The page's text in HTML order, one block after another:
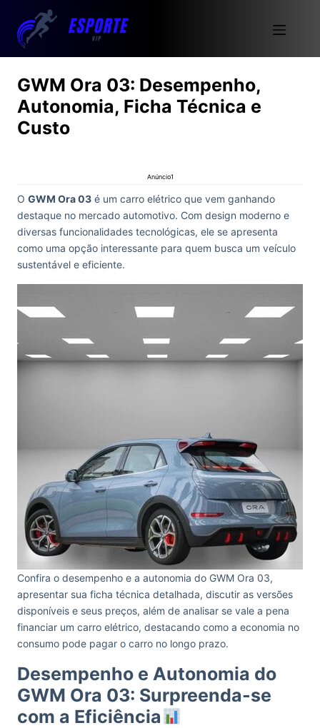
GWM Ora 03: Desempenho,
Autonomia, Ficha Técnica e
Custo
Anúncio1
O GWM Ora 03 é um carro elétrico que vem ganhando
destaque no mercado automotivo. Com design moderno e
diversas funcionalidades tecnológicas, ele se apresenta
como uma opção interessante para quem busca um veículo
sustentável e eficiente.
Confira o desempenho e a autonomia do GWM Ora 03,
apresentar sua ficha técnica detalhada, discutir as versões
disponíveis e seus preços, além de analisar se vale a pena
financiar um carro elétrico, destacando como a economia no
consumo pode pagar o carro no longo prazo.
Desempenho e Autonomia do
GWM Ora 03: Surpreenda-se
com a Eficiência